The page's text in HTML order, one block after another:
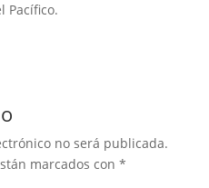
Pacífico.
no será publicada.
marcados con *